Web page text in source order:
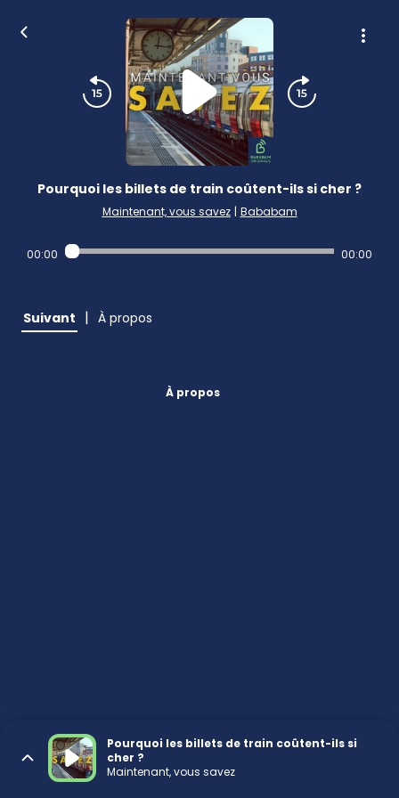
Pourquoi les billets de train coûtent-ils si cher ?
Maintenant, vous savez | Bababam
00:00 00:00
Suivant | À propos
À propos
Pourquoi les billets de train coûtent-ils si
cher ?
Maintenant, vous savez